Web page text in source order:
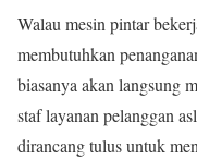
Walau mesin pintar
membutuhkan
biasanya akan langsung
staf layanan pelanggan
dirancang tulus untuk